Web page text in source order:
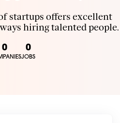
startups offers excellent
hiring talented people.
0 0
JOBS